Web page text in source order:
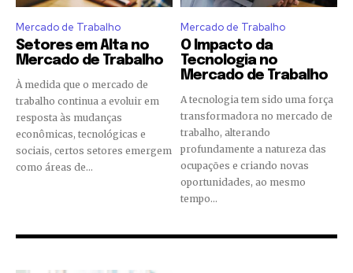
Mercado de Trabalho
Setores em Alta no
Mercado de Trabalho
À medida que o mercado de
trabalho continua a evoluir em
resposta às mudanças
econômicas, tecnológicas e
sociais, certos setores emergem
como áreas de...
Mercado de Trabalho
O Impacto da
Tecnologia no
Mercado de Trabalho
A tecnologia tem sido uma força
transformadora no mercado de
trabalho, alterando
profundamente a natureza das
ocupações e criando novas
oportunidades, ao mesmo
tempo...